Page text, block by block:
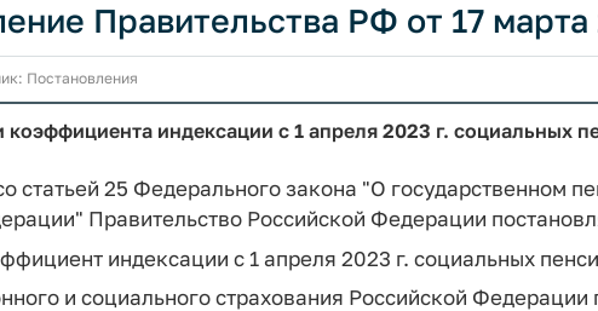
Правительства РФ от 17 марта
Постановления
индексации с 1 апреля 2023 г. социальных
статьей 25 Федерального закона "О государственном
Правительство Российской Федерации
индексации с 1 апреля 2023 г. социальных
и социального страхования Российской